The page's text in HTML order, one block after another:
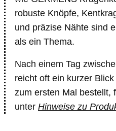
robuste Knöpfe,
und präzise Nähte sind
als ein Thema.
Nach einem Tag
reicht oft ein kurzer
zum ersten Mal bestellt,
unter Hinweise zu